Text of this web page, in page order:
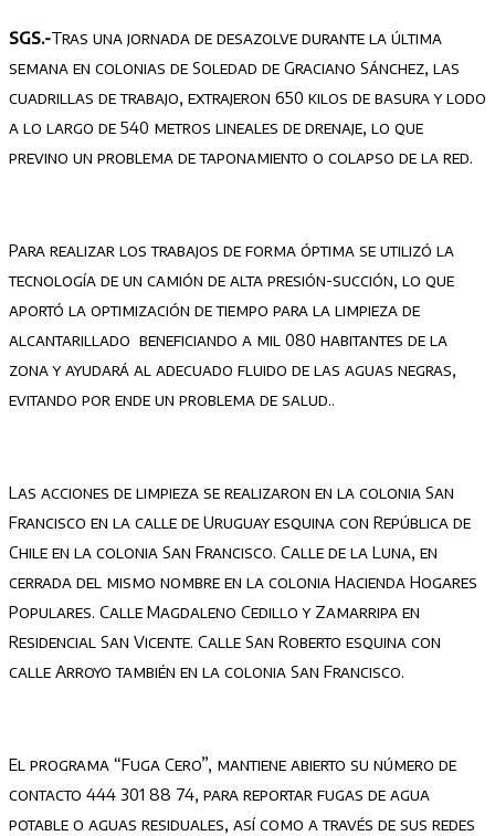
SGS.-Tras una jornada de desazolve durante la última
semana en colonias de Soledad de Graciano Sánchez, las
cuadrillas de trabajo, extrajeron 650 kilos de basura y lodo
a lo largo de 540 metros lineales de drenaje, lo que
previno un problema de taponamiento o colapso de la red.
Para realizar los trabajos de forma óptima se utilizó la
tecnología de un camión de alta presión-succión, lo que
aportó la optimización de tiempo para la limpieza de
alcantarillado beneficiando a mil 080 habitantes de la
zona y ayudará al adecuado fluido de las aguas negras,
evitando por ende un problema de salud..
Las acciones de limpieza se realizaron en la colonia San
Francisco en la calle de Uruguay esquina con República de
Chile en la colonia San Francisco. Calle de la Luna, en
cerrada del mismo nombre en la colonia Hacienda Hogares
Populares. Calle Magdaleno Cedillo y Zamarripa en
Residencial San Vicente. Calle San Roberto esquina con
calle Arroyo también en la colonia San Francisco.
El programa “Fuga Cero”, mantiene abierto su número de
contacto 444 301 88 74, para reportar fugas de agua
potable o aguas residuales, así como a través de sus redes